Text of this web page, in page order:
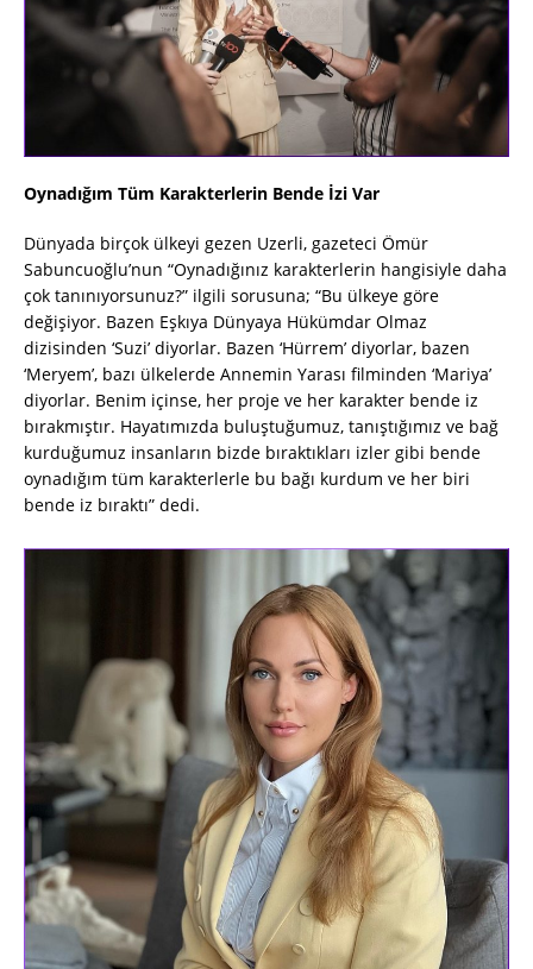
Oynadığım Tüm Karakterlerin Bende İzi Var
Dünyada birçok ülkeyi gezen Uzerli, gazeteci Ömür
Sabuncuoğlu’nun “Oynadığınız karakterlerin hangisiyle daha
çok tanınıyorsunuz?” ilgili sorusuna; “Bu ülkeye göre
değişiyor. Bazen Eşkıya Dünyaya Hükümdar Olmaz
dizisinden ‘Suzi’ diyorlar. Bazen ‘Hürrem’ diyorlar, bazen
‘Meryem’, bazı ülkelerde Annemin Yarası filminden ‘Mariya’
diyorlar. Benim içinse, her proje ve her karakter bende iz
bırakmıştır. Hayatımızda buluştuğumuz, tanıştığımız ve bağ
kurduğumuz insanların bizde bıraktıkları izler gibi bende
oynadığım tüm karakterlerle bu bağı kurdum ve her biri
bende iz bıraktı” dedi.